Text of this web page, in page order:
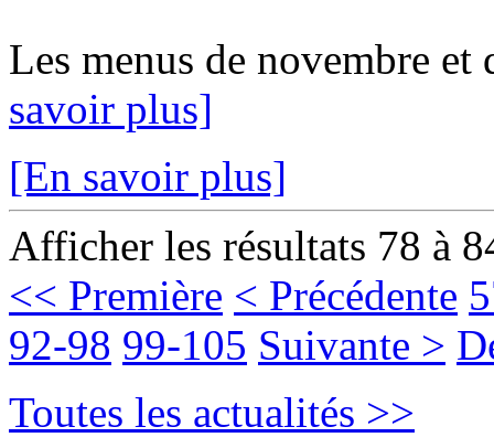
Les menus de novembre
savoir plus]
[En savoir plus]
Afficher les résultats 78 à
<< Première < Précédente
92-98 99-105 Suivante >
Toutes les actualités >>